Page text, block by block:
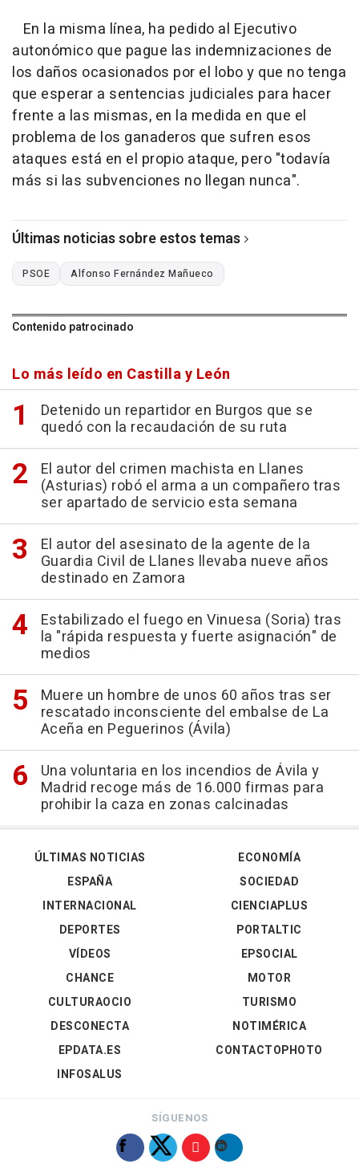
En la misma línea, ha pedido al Ejecutivo
autonómico que pague las indemnizaciones de
los daños ocasionados por el lobo y que no tenga
que esperar a sentencias judiciales para hacer
frente a las mismas, en la medida en que el
problema de los ganaderos que sufren esos
ataques está en el propio ataque, pero "todavía
más si las subvenciones no llegan nunca".
Últimas noticias sobre estos temas
PSOE Alfonso Fernández Mañueco
Contenido patrocinado
Lo más leído en Castilla y León
Detenido un repartidor en Burgos que se
quedó con la recaudación de su ruta
El autor del crimen machista en Llanes
(Asturias) robó el arma a un compañero tras
ser apartado de servicio esta semana
El autor del asesinato de la agente de la
Guardia Civil de Llanes llevaba nueve años
destinado en Zamora
Estabilizado el fuego en Vinuesa (Soria) tras
la "rápida respuesta y fuerte asignación" de
medios
Muere un hombre de unos 60 años tras ser
rescatado inconsciente del embalse de La
Aceña en Peguerinos (Ávila)
Una voluntaria en los incendios de Ávila y
Madrid recoge más de 16.000 firmas para
prohibir la caza en zonas calcinadas
ÚLTIMAS NOTICIAS
ESPAÑA
INTERNACIONAL
DEPORTES
VÍDEOS
ECONOMÍA
SOCIEDAD
CIENCIAPLUS
PORTALTIC
EPSOCIAL
CHANCE
CULTURAOCIO
DESCONECTA
EPDATA.ES
INFOSALUS
MOTOR
TURISMO
NOTIMÉRICA
CONTACTOPHOTO
SÍGUENOS